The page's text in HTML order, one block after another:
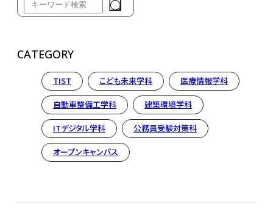
CATEGORY
TIST こども未来学科 医療情報学科
自動車整備工学科 建築環境学科
ITデジタル学科 公務員受験対策科
オープンキャンパス